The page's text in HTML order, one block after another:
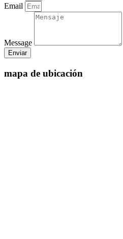
Email
Message
Enviar
mapa de ubicación